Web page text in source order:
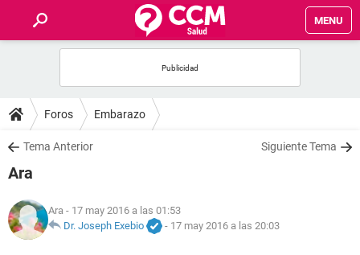
MENU
FOROS
SALUD
NUTRICIÓN
Foros Embarazo
Tema Anterior Siguiente Tema
Ara
Ara - 17 may 2016 a las 01:53
Dr. Joseph Exebio
- 17 may 2016 a las 20:03